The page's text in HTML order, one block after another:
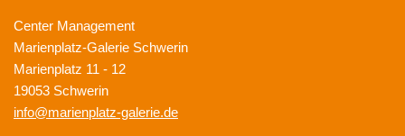
Center Management
Marienplatz-Galerie Schwerin
Marienplatz 11 - 12
19053 Schwerin
info@marienplatz-galerie.de